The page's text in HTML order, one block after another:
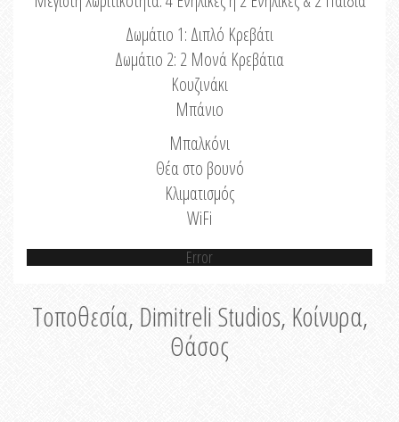
Δωμάτιο 1: Διπλό Κρεβάτι
Δωμάτιο 2: 2 Μονά Κρεβάτια
Κουζινάκι
Μπάνιο
Μπαλκόνι
Θέα στο βουνό
Κλιματισμός
WiFi
Error
Τοποθεσία, Dimitreli Studios, Κοίνυρα,
Θάσος